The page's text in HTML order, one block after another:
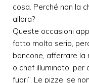
cosa. Perché non la
allora?
Queste occasioni
fatto molto serio,
bancone, afferrare
o chef illuminato, per
fuori”. Le pizze, se